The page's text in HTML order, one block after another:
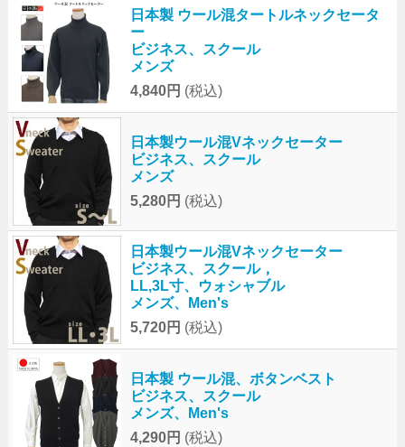
日本製 ウール混タートルネックセータ
ー
ビジネス、スクール
メンズ
4,840円 (税込)
日本製ウール混Vネックセーター
ビジネス、スクール
メンズ
5,280円 (税込)
日本製ウール混Vネックセーター
ビジネス、スクール，
LL,3L寸、ウォシャブル
メンズ、Men's
5,720円 (税込)
日本製 ウール混、ボタンベスト
ビジネス、スクール
メンズ、Men's
4,290円 (税込)